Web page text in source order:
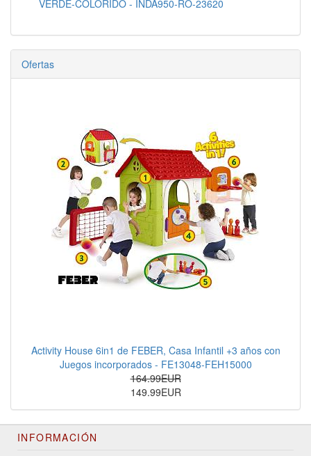
VERDE-COLORIDO - INDA950-RO-23620
Ofertas
Activity House 6in1 de FEBER, Casa Infantil +3 años con
Juegos incorporados - FE13048-FEH15000
164.99EUR
149.99EUR
INFORMACIÓN